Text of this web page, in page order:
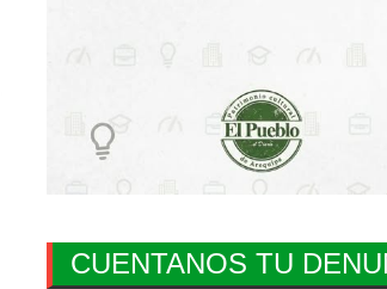
CUENTANOS TU